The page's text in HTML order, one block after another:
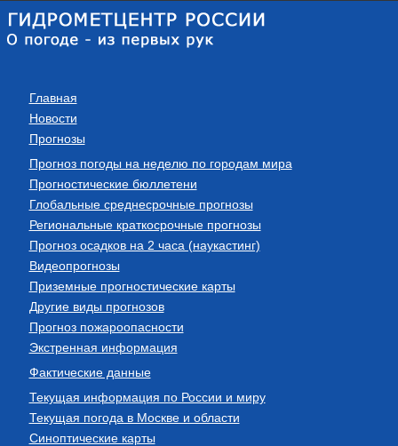
Главная
Новости
Прогнозы
Прогноз погоды на неделю по городам мира
Прогностические бюллетени
Глобальные среднесрочные прогнозы
Региональные краткосрочные прогнозы
Прогноз осадков на 2 часа (наукастинг)
Видеопрогнозы
Приземные прогностические карты
Другие виды прогнозов
Прогноз пожароопасности
Экстренная информация
Фактические данные
Текущая информация по России и миру
Текущая погода в Москве и области
Синоптические карты